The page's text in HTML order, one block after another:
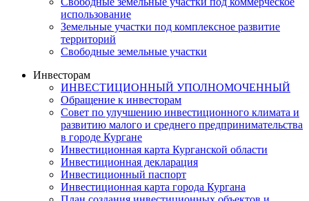
использование
Земельные участки под комплексное развитие
территорий
Свободные земельные участки
Инвесторам
ИНВЕСТИЦИОННЫЙ УПОЛНОМОЧЕННЫЙ
Обращение к инвесторам
Совет по улучшению инвестиционного климата и
развитию малого и среднего предпринимательства
в городе Кургане
Инвестиционная карта Курганской области
Инвестиционная декларация
Инвестиционный паспорт
Инвестиционная карта города Кургана